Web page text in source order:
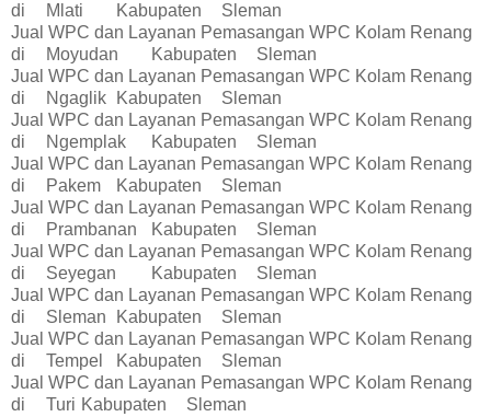
di
Mlati Kabupaten
Sleman
Jual WPC dan Layanan Pemasangan WPC Kolam Renang
di
Moyudan Kabupaten
Sleman
Jual WPC dan Layanan Pemasangan WPC Kolam Renang
di
Ngaglik Kabupaten
Sleman
Jual WPC dan Layanan Pemasangan WPC Kolam Renang
di
Ngemplak Kabupaten
Sleman
Jual WPC dan Layanan Pemasangan WPC Kolam Renang
di
Pakem Kabupaten
Sleman
Jual WPC dan Layanan Pemasangan WPC Kolam Renang
di
Prambanan Kabupaten
Sleman
Jual WPC dan Layanan Pemasangan WPC Kolam Renang
di
Seyegan Kabupaten
Sleman
Jual WPC dan Layanan Pemasangan WPC Kolam Renang
di
Sleman Kabupaten
Sleman
Jual WPC dan Layanan Pemasangan WPC Kolam Renang
di
Tempel Kabupaten
Sleman
Jual WPC dan Layanan Pemasangan WPC Kolam Renang
di
Turi Kabupaten Sleman